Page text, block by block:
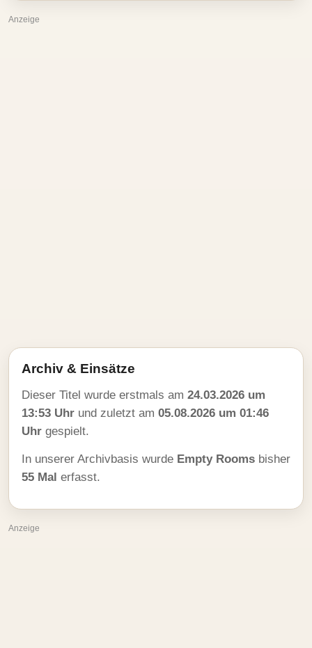
Anzeige
Archiv & Einsätze
Dieser Titel wurde erstmals am 24.03.2026 um
13:53 Uhr und zuletzt am 05.08.2026 um 01:46
Uhr gespielt.
In unserer Archivbasis wurde Empty Rooms bisher
55 Mal erfasst.
Anzeige